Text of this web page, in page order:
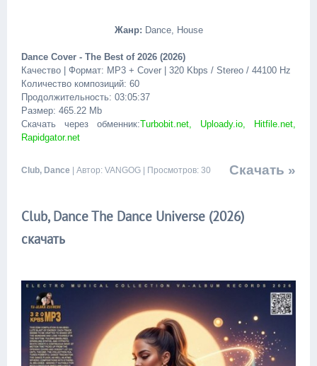
Жанр: Dance, House
Dance Cover - The Best of 2026 (2026)
Качество | Формат: MP3 + Cover | 320 Kbps / Stereo / 44100 Hz
Количество композиций: 60
Продолжительность: 03:05:37
Размер: 465.22 Mb
Скачать через обменник:Turbobit.net, Uploady.io, Hitfile.net,
Rapidgator.net
Скачать »
Club, Dance | Автор: VANGOG | Просмотров: 30
Club, Dance The Dance Universe (2026)
скачать